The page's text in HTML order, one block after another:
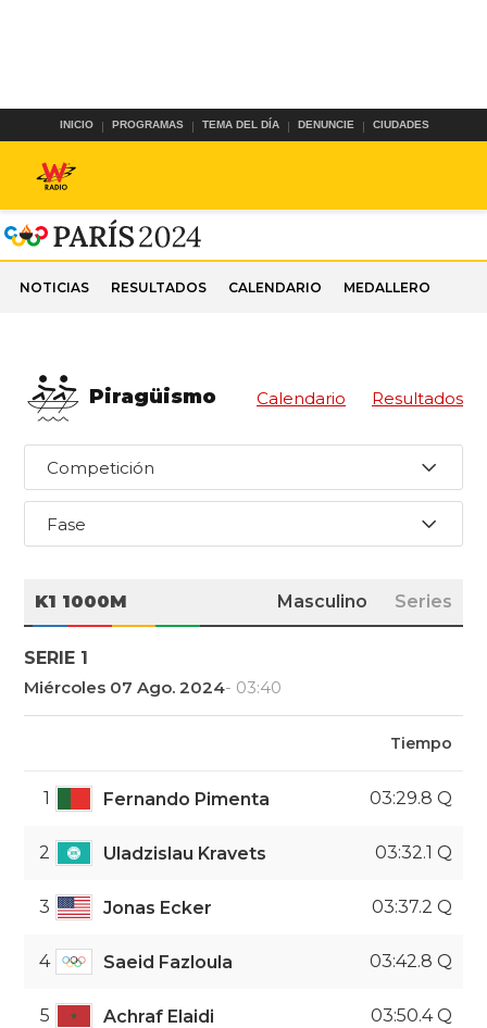
INICIO PROGRAMAS TEMA DEL DÍA DENUNCIE CIUDADES
NOTICIAS RESULTADOS CALENDARIO MEDALLERO
Piragüismo Calendario Resultados
Competición
Fase
K1 1000M Masculino Series
SERIE 1
Miércoles 07 Ago. 2024- 03:40
Tiempo
1 Fernando Pimenta 03:29.8 Q
2 Uladzislau Kravets 03:32.1 Q
3 Jonas Ecker 03:37.2 Q
4 Saeid Fazloula 03:42.8 Q
5 Achraf Elaidi 03:50.4 Q